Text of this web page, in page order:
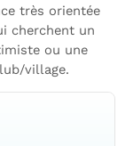
très orientée
cherchent un
ou une
village.